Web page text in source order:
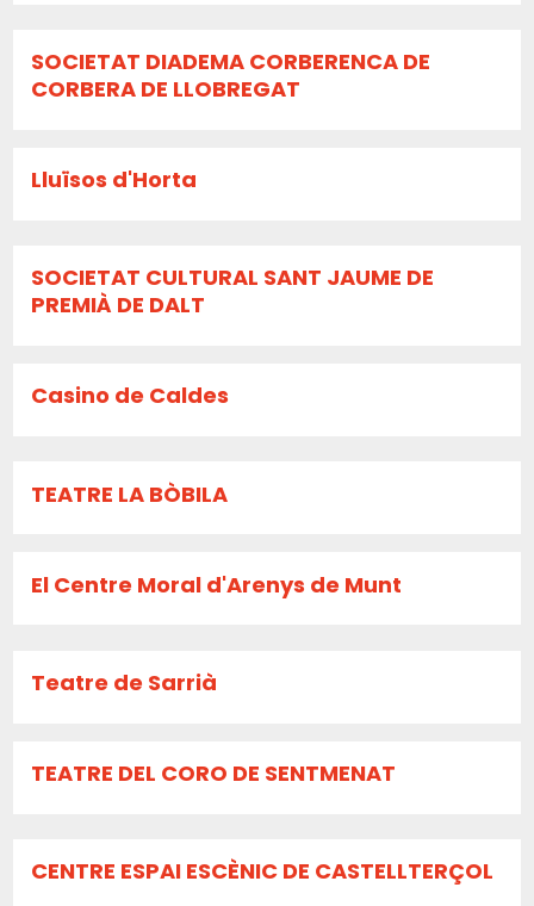
SOCIETAT DIADEMA CORBERENCA DE
CORBERA DE LLOBREGAT
Lluïsos d'Horta
SOCIETAT CULTURAL SANT JAUME DE
PREMIÀ DE DALT
Casino de Caldes
TEATRE LA BÒBILA
El Centre Moral d'Arenys de Munt
Teatre de Sarrià
TEATRE DEL CORO DE SENTMENAT
CENTRE ESPAI ESCÈNIC DE CASTELLTERÇOL